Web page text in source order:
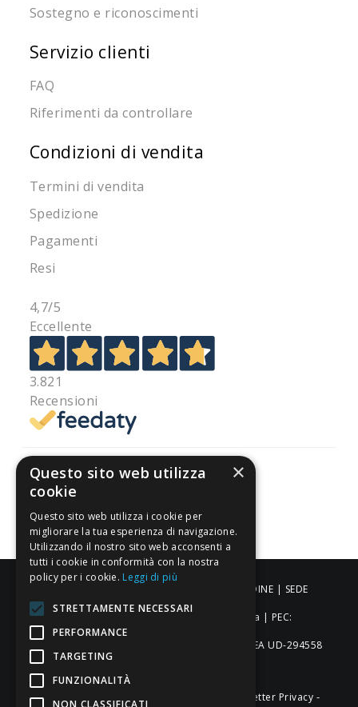
Sostegno e riconoscimenti
Servizio clienti
FAQ
Riferimenti da controllare
Condizioni di vendita
Termini di vendita
Spedizione
Pagamenti
Resi
4,7/5
Eccellente
3.821
Recensioni
Pagamenti sicuri
Newsletter Privacy -
ALDIGIÙ S.R.L. | Via Cortazzis 15 33100 - UDINE | SEDE
OPERATIVA: Via del Progresso 3 - Padova | PEC:
aldigiusrl@pec.it | C.F. e P.IVA 02873920306 REA UD-294558
Capitale sociale: € 27.086,97
×
Questo sito web utilizza
cookie
Questo sito web utilizza i cookie per
migliorare la tua esperienza di navigazione.
Utilizzando il nostro sito web acconsenti a
tutti i cookie in conformità con la nostra
policy per i cookie. Leggi di più
STRETTAMENTE NECESSARI
PERFORMANCE
TARGETING
FUNZIONALITÀ
NON CLASSIFICATI